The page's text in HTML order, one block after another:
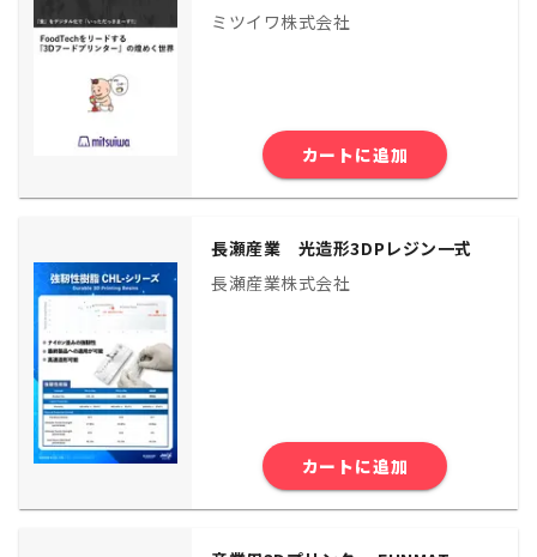
ミツイワ株式会社
カートに追加
長瀬産業 光造形3DPレジン一式
長瀬産業株式会社
カートに追加